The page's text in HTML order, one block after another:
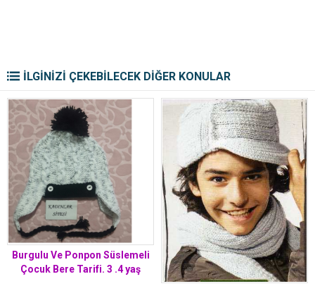
İLGİNİZİ ÇEKEBİLECEK DİĞER KONULAR
Burgulu Ve Ponpon Süslemeli
Çocuk Bere Tarifi. 3 .4 yaş